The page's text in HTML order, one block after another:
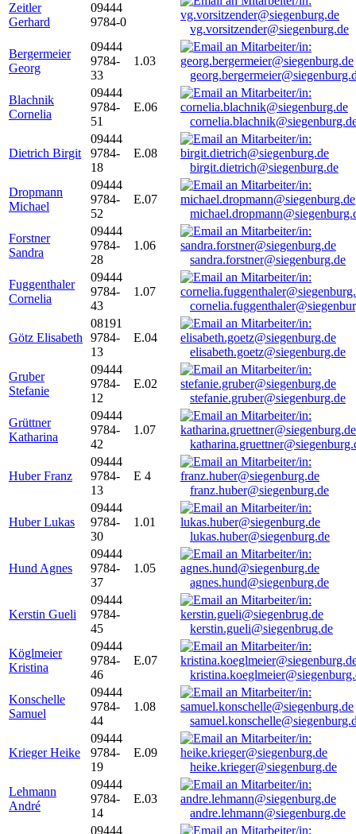
Zeitler
Gerhard
09444
9784-0
vg.vorsitzender@siegenburg.de
Bergermeier
Georg
09444
9784-
33
1.03
Blachnik
Cornelia
09444
9784-
51
E.06
Dietrich Birgit
09444
9784-
18
E.08
birgit.dietrich@siegenburg.de
Dropmann
Michael
09444
9784-
52
E.07
Forstner
Sandra
09444
9784-
28
1.06
sandra.forstner@siegenburg.de
Fuggenthaler
Cornelia
09444
9784-
43
1.07
Götz Elisabeth
08191
9784-
13
E.04
elisabeth.goetz@siegenburg.de
Gruber
Stefanie
09444
9784-
12
E.02
stefanie.gruber@siegenburg.de
Grüttner
Katharina
09444
9784-
42
1.07
Huber Franz
09444
9784-
13
E 4
franz.huber@siegenburg.de
Huber Lukas
09444
9784-
30
1.01
lukas.huber@siegenburg.de
Hund Agnes
09444
9784-
37
1.05
agnes.hund@siegenburg.de
Kerstin Gueli
09444
9784-
45
kerstin.gueli@siegenbrug.de
Köglmeier
Kristina
09444
9784-
46
E.07
Konschelle
Samuel
09444
9784-
44
1.08
Krieger Heike
09444
9784-
19
E.09
heike.krieger@siegenburg.de
Lehmann
André
09444
9784-
14
E.03
andre.lehmann@siegenburg.de
09444